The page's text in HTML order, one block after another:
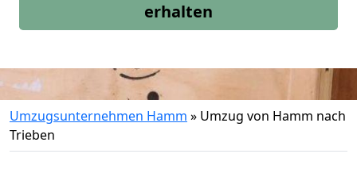
erhalten
Umzugsunternehmen Hamm » Umzug von Hamm nach
Trieben